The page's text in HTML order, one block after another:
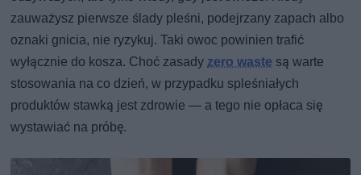
zauważysz pierwsze ślady pleśni, podejrzany zapach albo
oznaki gnicia, nie ryzykuj. Taki owoc powinien trafić
wyłącznie do kosza. Choć zasady zero waste są warte
stosowania na co dzień, w przypadku spleśniałych
produktów stawką jest zdrowie — a tego nie opłaca się
wystawiać na próbę.